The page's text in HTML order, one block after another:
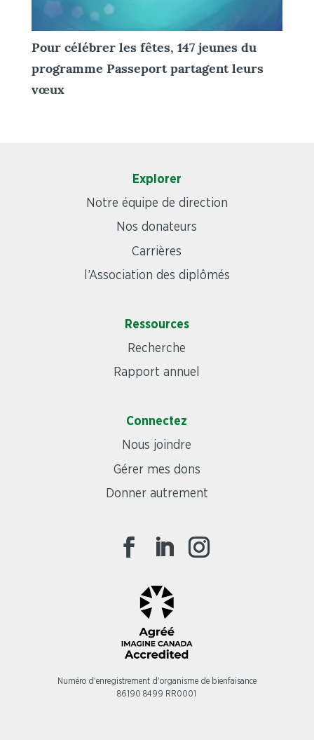
Pour célébrer les fêtes, 147 jeunes du
programme Passeport partagent leurs
vœux
Explorer
Notre équipe de direction
Nos donateurs
Carrières
l’Association des diplômés
Ressources
Recherche
Rapport annuel
Connectez
Nous joindre
Gérer mes dons
Donner autrement
Numéro d'enregistrement d'organisme de bienfaisance
86190 8499 RR0001